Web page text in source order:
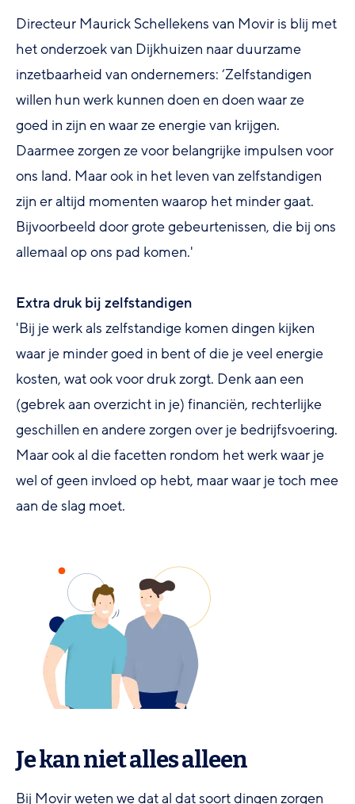
Directeur Maurick Schellekens van Movir is blij met
het onderzoek van Dijkhuizen naar duurzame
inzetbaarheid van ondernemers: ‘Zelfstandigen
willen hun werk kunnen doen en doen waar ze
goed in zijn en waar ze energie van krijgen.
Daarmee zorgen ze voor belangrijke impulsen voor
ons land. Maar ook in het leven van zelfstandigen
zijn er altijd momenten waarop het minder gaat.
Bijvoorbeeld door grote gebeurtenissen, die bij ons
allemaal op ons pad komen.'
Extra druk bij zelfstandigen
'Bij je werk als zelfstandige komen dingen kijken
waar je minder goed in bent of die je veel energie
kosten, wat ook voor druk zorgt. Denk aan een
(gebrek aan overzicht in je) financiën, rechterlijke
geschillen en andere zorgen over je bedrijfsvoering.
Maar ook al die facetten rondom het werk waar je
wel of geen invloed op hebt, maar waar je toch mee
aan de slag moet.
Je kan niet alles alleen
Bij Movir weten we dat al dat soort dingen zorgen